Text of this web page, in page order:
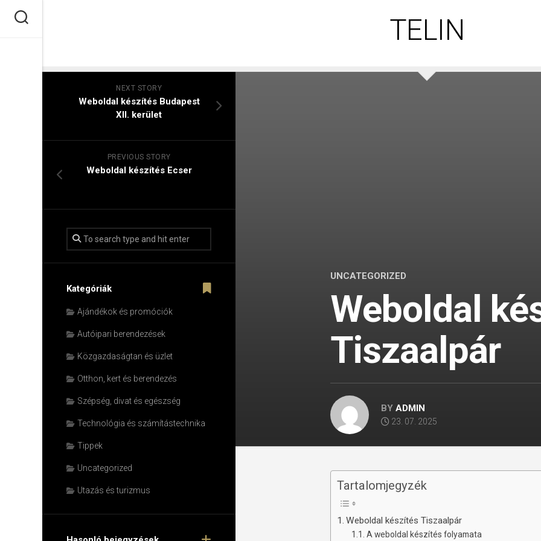
TELIN
UNCATEGORIZED
Weboldal
Tiszaalpár
BY ADMIN
23. 07. 2025
Tartalomjegyzék
Weboldal készítés Tiszaalpár
A weboldal készítés folyamata
NEXT STORY
Weboldal készítés​ Budapest
XII. kerület
PREVIOUS STORY
Weboldal készítés​ Ecser
Kategóriák
Ajándékok és promóciók
Autóipari berendezések
Közgazdaságtan és üzlet
Otthon, kert és berendezés
Szépség, divat és egészség
Technológia és számítástechnika
Tippek
Uncategorized
Utazás és turizmus